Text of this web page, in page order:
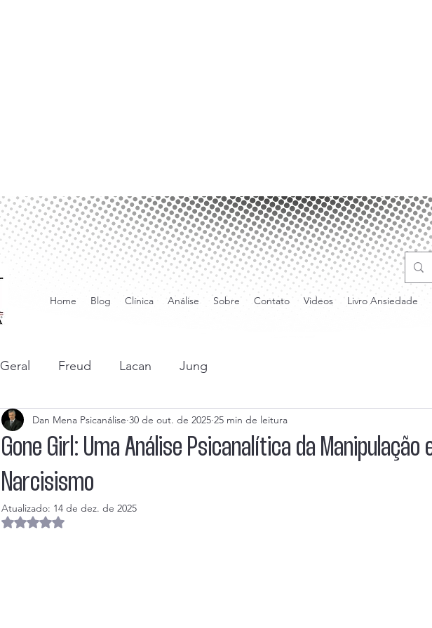
Home Blog Clínica Análise Sobre Contato Videos Livro Ansiedade
Geral Freud Lacan Jung
Gone Girl: Uma Análise Psicanalítica da Manipulação
Narcisismo
Dan Mena Psicanálise 30 de out. de 2025 25 min de leitura
Atualizado: 14 de dez. de 2025
Avaliado com NaN de 5 estrelas.